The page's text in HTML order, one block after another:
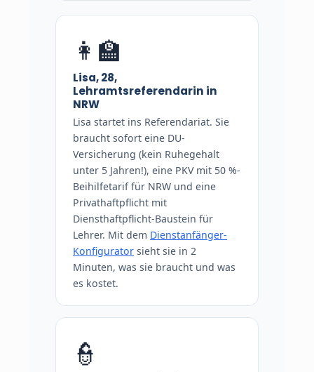
👩🏫
Lisa, 28,
Lehramtsreferendarin in
NRW
Lisa startet ins Referendariat. Sie
braucht sofort eine DU-
Versicherung (kein Ruhegehalt
unter 5 Jahren!), eine PKV mit 50 %-
Beihilfetarif für NRW und eine
Privathaftpflicht mit
Diensthaftpflicht-Baustein für
Lehrer. Mit dem Dienstanfänger-
Konfigurator sieht sie in 2
Minuten, was sie braucht und was
es kostet.
👮